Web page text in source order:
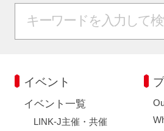
イベント
イベント一覧
LINK-J主催・共催